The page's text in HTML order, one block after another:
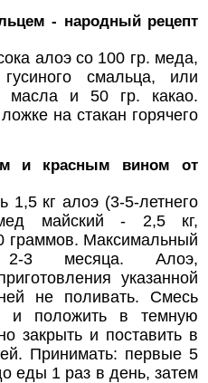
- народный рецепт
алоэ со 100 гр. меда,
смальца, или
масла и 50 гр. какао.
на стакан горячего
и красным вином от
1,5 кг алоэ (3-5-летнего
мед майский - 2,5 кг,
граммов. Максимальный
3 месяца. Алоэ,
указанной
не поливать. Смесь
и положить в темную
закрыть и поставить в
Принимать: первые 5
еды 1 раз в день, затем